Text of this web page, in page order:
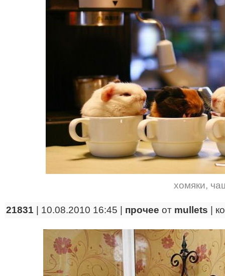
хомяки,
21831 | 10.08.2010 16:45 | прочее от mullets